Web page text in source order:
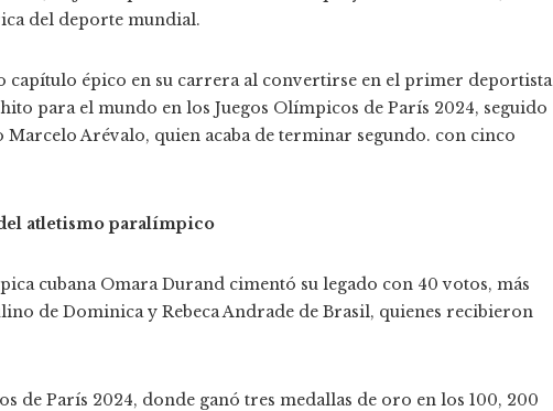
del deporte mundial.
épico en su carrera al convertirse en el primer deportista
para el mundo en los Juegos Olímpicos de París 2024, seguido
Arévalo, quien acaba de terminar segundo. con cinco
atletismo paralímpico
cubana Omara Durand cimentó su legado con 40 votos, más
de Dominica y Rebeca Andrade de Brasil, quienes recibieron
de París 2024, donde ganó tres medallas de oro en los 100, 200